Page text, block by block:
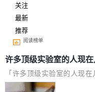
关注
最新
推荐
阅读榜单
许多顶级实验室的人现
了
「许多顶级实验室的人现在
且他们认为 ICLR/ICML/
局